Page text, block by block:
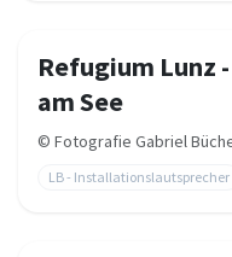
Refugium Lunz
am See
© Fotografie Gabriel
LB - Installationslautsprecher